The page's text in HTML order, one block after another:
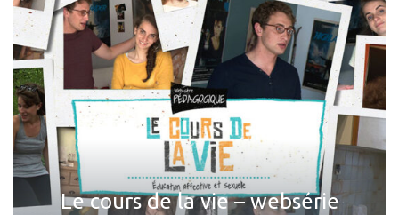
Le cours de la vie – websérie